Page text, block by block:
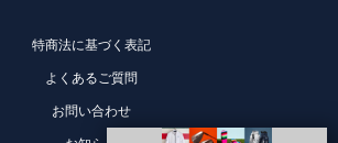
特商法に基づく表記
よくあるご質問
お問い合わせ